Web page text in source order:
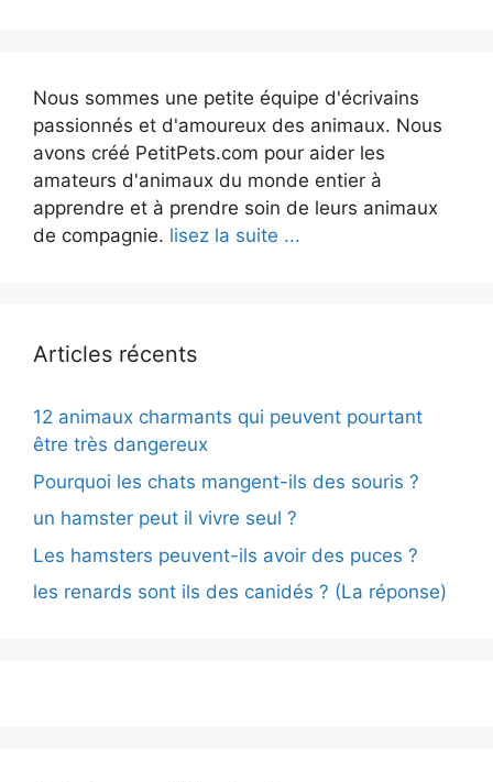
Nous sommes une petite équipe d'écrivains
passionnés et d'amoureux des animaux. Nous
avons créé PetitPets.com pour aider les
amateurs d'animaux du monde entier à
apprendre et à prendre soin de leurs animaux
de compagnie. lisez la suite ...
Articles récents
12 animaux charmants qui peuvent pourtant
être très dangereux
Pourquoi les chats mangent-ils des souris ?
un hamster peut il vivre seul ?
Les hamsters peuvent-ils avoir des puces ?
les renards sont ils des canidés ? (La réponse)